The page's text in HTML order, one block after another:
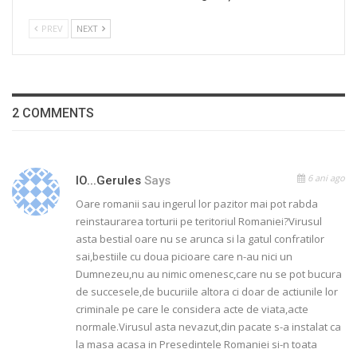
PREV NEXT
2 COMMENTS
IO...gerules Says 6 ani ago
Oare romanii sau ingerul lor pazitor mai pot rabda
reinstaurarea torturii pe teritoriul Romaniei?Virusul
asta bestial oare nu se arunca si la gatul confratilor
sai,bestiile cu doua picioare care n-au nici un
Dumnezeu,nu au nimic omenesc,care nu se pot bucura
de succesele,de bucuriile altora ci doar de actiunile lor
criminale pe care le considera acte de viata,acte
normale.Virusul asta nevazut,din pacate s-a instalat ca
la masa acasa in Presedintele Romaniei si-n toata